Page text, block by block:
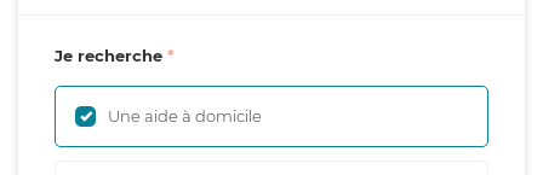
Je recherche
Une aide à domicile